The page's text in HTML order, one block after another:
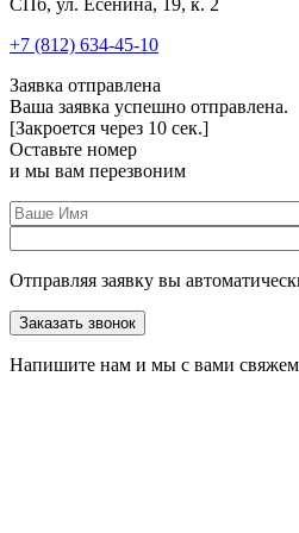
+7 (812) 634-45-10
Заявка отправлена
Ваша заявка успешно отправлена.
[Закроется через 10 сек.]
Оставьте номер
и мы вам перезвоним
Отправляя заявку вы
Напишите нам и мы с вами